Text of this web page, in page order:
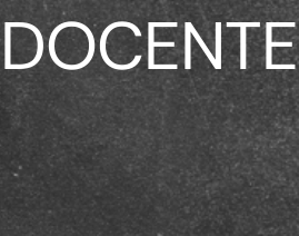
DOCENTE